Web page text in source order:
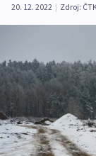
20. 12. 2022 | Zdroj: